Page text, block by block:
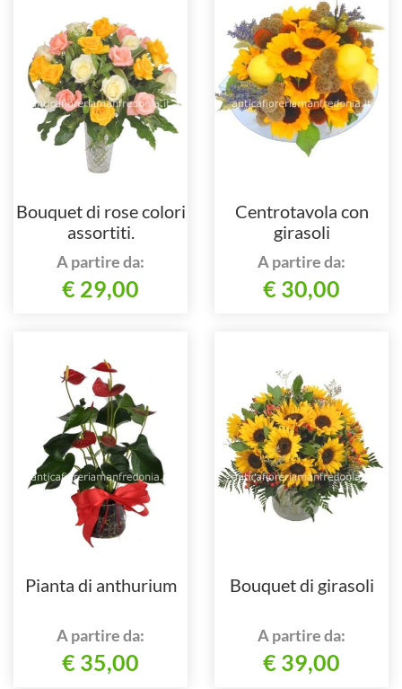
Bouquet di rose colori
assortiti.
A partire da:
€ 29,00
Centrotavola con
girasoli
A partire da:
€ 30,00
Pianta di anthurium
A partire da:
€ 35,00
Bouquet di girasoli
A partire da:
€ 39,00